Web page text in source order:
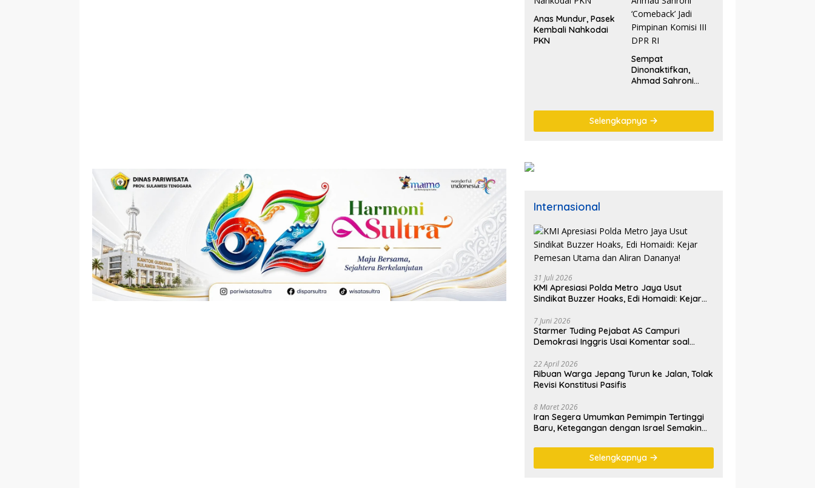
Anas Mundur, Pasek
Kembali Nahkodai
PKN
Sempat
Dinonaktifkan,
Ahmad Sahroni
DPR RI
Selengkapnya
Internasional
31 Juli 2026
KMI Apresiasi Polda Metro Jaya Usut
Sindikat Buzzer Hoaks, Edi Homaidi: Kejar
7 Juni 2026
Starmer Tuding Pejabat AS Campuri
Demokrasi Inggris Usai Komentar soal
22 April 2026
Ribuan Warga Jepang Turun ke Jalan, Tolak
Revisi Konstitusi Pasifis
8 Maret 2026
Iran Segera Umumkan Pemimpin Tertinggi
Baru, Ketegangan dengan Israel Semakin
Selengkapnya